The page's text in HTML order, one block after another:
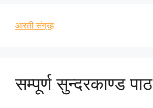
आरती संग्रह
सम्पूर्ण सुन्दरकाण्ड पाठ